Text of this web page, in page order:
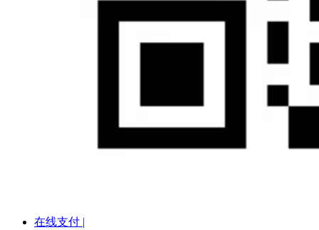
在线支付 |